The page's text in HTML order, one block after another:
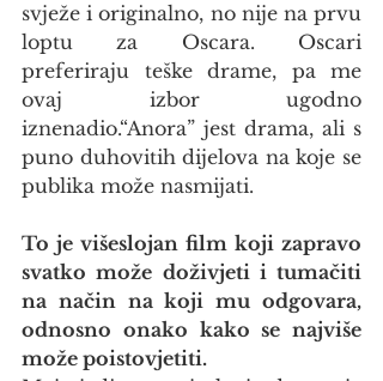
svježe i originalno, no nije na prvu
loptu za Oscara. Oscari
preferiraju teške drame, pa me
ovaj izbor ugodno
iznenadio.“Anora” jest drama, ali s
puno duhovitih dijelova na koje se
publika može nasmijati.
To je višeslojan film koji zapravo
svatko može doživjeti i tumačiti
na način na koji mu odgovara,
odnosno onako kako se najviše
može poistovjetiti.